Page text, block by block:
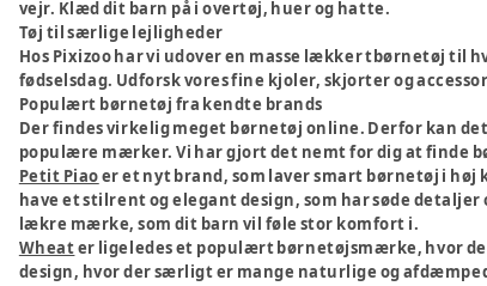
vejr. Klæd dit barn på i overtøj, huer og hatte.
Tøj til særlige lejligheder
Hos Pixizoo har vi udover en masse lækker tbørnetøj til
fødselsdag. Udforsk vores fine kjoler, skjorter og
Populært børnetøj fra kendte brands
Der findes virkelig meget børnetøj online. Derfor kan
populære mærker. Vi har gjort det nemt for dig at finde
Petit Piaoer et nyt brand, som laver smart børnetøj i
have et stilrent og elegant design, som har søde
lækre mærke, som dit barn vil føle stor komfort i.
Wheater ligeledes et populært børnetøjsmærke, hvor
design, hvor der særligt er mange naturlige og